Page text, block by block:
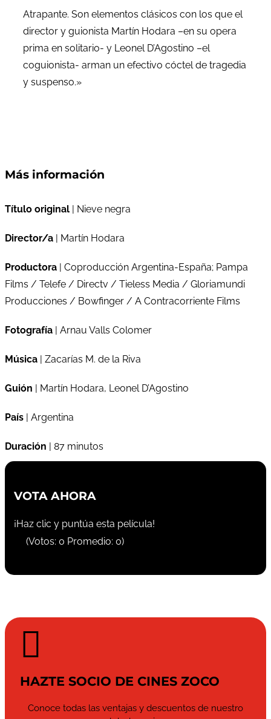
Atrapante. Son elementos clásicos con los que el
director y guionista Martín Hodara –en su opera
prima en solitario- y Leonel D’Agostino –el
coguionista- arman un efectivo cóctel de tragedia
y suspenso.»
Más información
Título original | Nieve negra
Director/a | Martín Hodara
Productora | Coproducción Argentina-España; Pampa
Films / Telefe / Directv / Tieless Media / Gloriamundi
Producciones / Bowfinger / A Contracorriente Films
Fotografía | Arnau Valls Colomer
Música | Zacarías M. de la Riva
Guión | Martín Hodara, Leonel D’Agostino
País | Argentina
Duración | 87 minutos
VOTA AHORA
¡Haz clic y puntúa esta película!
(Votos: 0 Promedio: 0)

HAZTE SOCIO DE CINES ZOCO
Conoce todas las ventajas y descuentos de nuestro